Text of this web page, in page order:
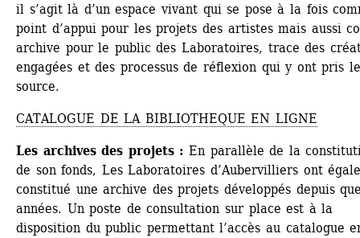
il s’agit là d’un espace vivant qui se pose à la fois
point d’appui pour les projets des artistes mais aussi
archive pour le public des Laboratoires, trace des
engagées et des processus de réflexion qui y ont pris
source.
CATALOGUE DE LA BIBLIOTHEQUE EN LIGNE
Les archives des projets : En parallèle de la
de son fonds, Les Laboratoires d’Aubervilliers ont
constitué une archive des projets développés depuis
années. Un poste de consultation sur place est à la
disposition du public permettant l’accès au catalogue